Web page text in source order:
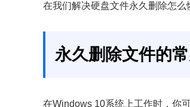
在我们解决硬盘文件永久删除怎么
永久删除文件的
在Windows 10系统上工作时，你